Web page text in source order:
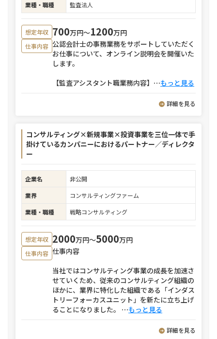
業種・職種
監査法人
想定年収 700万円〜1200万円
仕事内容 公認会計士の事務業務をサポートしていただく
お仕事について、オンライン説明会を開催いた
します。
【監査アシスタント職業務内容】 ⋯もっと見る
詳細を見る
コンサルティング×新規事業×投資事業を三位一体で手
掛けているカンパニーにおけるパートナー／ディレクタ
ー
企業名
非公開
業界
コンサルティングファーム
業種・職種
戦略コンサルティング
想定年収 2000万円〜5000万円
仕事内容 仕事内容
当社ではコンサルティング事業の成長を加速さ
せていくため、従来のコンサルティング組織の
ほかに、業界に特化した組織である「インダス
トリーフォーカスユニット」を新たに立ち上げ
ることになりました。 ⋯もっと見る
詳細を見る